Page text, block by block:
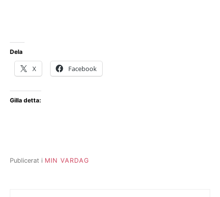
Dela
X Facebook
Gilla detta:
Publicerat i MIN VARDAG